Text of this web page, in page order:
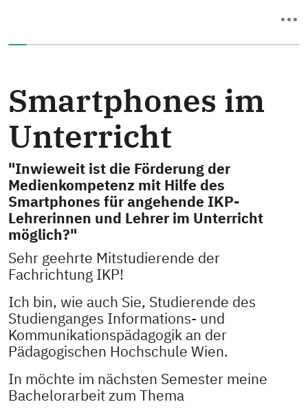
Smartphones im
Unterricht
"Inwieweit ist die Förderung der
Medienkompetenz mit Hilfe des
Smartphones für angehende IKP-
Lehrerinnen und Lehrer im Unterricht
möglich?"
Sehr geehrte Mitstudierende der
Fachrichtung IKP!
Ich bin, wie auch Sie, Studierende des
Studienganges Informations- und
Kommunikationspädagogik an der
Pädagogischen Hochschule Wien.
In möchte im nächsten Semester meine
Bachelorarbeit zum Thema